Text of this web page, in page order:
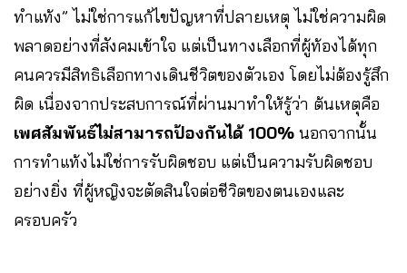
ทำแท้ง” ไม่ใช่การแก้ไขปัญหาที่ปลายเหตุ ไม่ใช่ความผิด
พลาดอย่างที่สังคมเข้าใจ แต่เป็นทางเลือกที่ผู้ท้องได้ทุก
คนควรมีสิทธิเลือกทางเดินชีวิตของตัวเอง โดยไม่ต้องรู้สึก
ผิด เนื่องจากประสบการณ์ที่ผ่านมาทำให้รู้ว่า ต้นเหตุคือ
เพศสัมพันธ์ไม่สามารถป้องกันได้ 100% นอกจากนั้น
การทำแท้งไม่ใช่การรับผิดชอบ แต่เป็นความรับผิดชอบ
อย่างยิ่ง ที่ผู้หญิงจะตัดสินใจต่อชีวิตของตนเองและ
ครอบครัว